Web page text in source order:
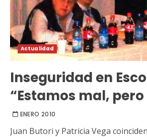
Actualidad
Inseguridad en
“Estamos mal,
ENERO 2010
Juan Butori y Patricia Vega